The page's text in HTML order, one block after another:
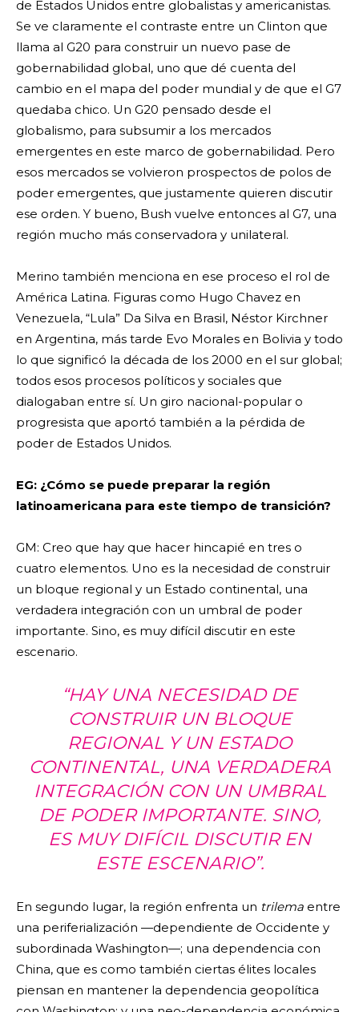
de Estados Unidos entre globalistas y americanistas.
Se ve claramente el contraste entre un Clinton que
llama al G20 para construir un nuevo pase de
gobernabilidad global, uno que dé cuenta del
cambio en el mapa del poder mundial y de que el G7
quedaba chico. Un G20 pensado desde el
globalismo, para subsumir a los mercados
emergentes en este marco de gobernabilidad. Pero
esos mercados se volvieron prospectos de polos de
poder emergentes, que justamente quieren discutir
ese orden. Y bueno, Bush vuelve entonces al G7, una
región mucho más conservadora y unilateral.
Merino también menciona en ese proceso el rol de
América Latina. Figuras como Hugo Chavez en
Venezuela, “Lula” Da Silva en Brasil, Néstor Kirchner
en Argentina, más tarde Evo Morales en Bolivia y todo
lo que significó la década de los 2000 en el sur global;
todos esos procesos políticos y sociales que
dialogaban entre sí. Un giro nacional-popular o
progresista que aportó también a la pérdida de
poder de Estados Unidos.
EG: ¿Cómo se puede preparar la región
latinoamericana para este tiempo de transición?
GM: Creo que hay que hacer hincapié en tres o
cuatro elementos. Uno es la necesidad de construir
un bloque regional y un Estado continental, una
verdadera integración con un umbral de poder
importante. Sino, es muy difícil discutir en este
escenario.
“HAY UNA NECESIDAD DE
CONSTRUIR UN BLOQUE
REGIONAL Y UN ESTADO
CONTINENTAL, UNA VERDADERA
INTEGRACIÓN CON UN UMBRAL
DE PODER IMPORTANTE. SINO,
ES MUY DIFÍCIL DISCUTIR EN
ESTE ESCENARIO”.
En segundo lugar, la región enfrenta un trilema entre
una periferialización —dependiente de Occidente y
subordinada Washington—; una dependencia con
China, que es como también ciertas élites locales
piensan en mantener la dependencia geopolítica